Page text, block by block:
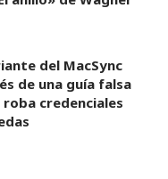
del MacSync
de una guía falsa
roba credenciales